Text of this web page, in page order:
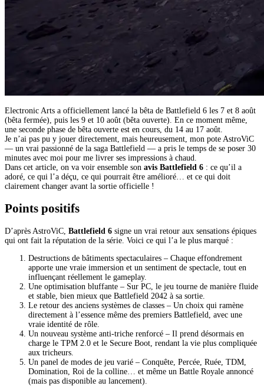
Electronic Arts a officiellement lancé la bêta de Battlefield 6 les 7 et 8 août
(bêta fermée), puis les 9 et 10 août (bêta ouverte). En ce moment même,
une seconde phase de bêta ouverte est en cours, du 14 au 17 août.
Je n’ai pas pu y jouer directement, mais heureusement, mon pote AstroViC
— un vrai passionné de la saga Battlefield — a pris le temps de se poser 30
minutes avec moi pour me livrer ses impressions à chaud.
Dans cet article, on va voir ensemble son avis Battlefield 6 : ce qu’il a
adoré, ce qui l’a déçu, ce qui pourrait être amélioré… et ce qui doit
clairement changer avant la sortie officielle !
Points positifs
D’après AstroViC, Battlefield 6 signe un vrai retour aux sensations épiques
qui ont fait la réputation de la série. Voici ce qui l’a le plus marqué :
Destructions de bâtiments spectaculaires – Chaque effondrement
apporte une vraie immersion et un sentiment de spectacle, tout en
influençant réellement le gameplay.
Une optimisation bluffante – Sur PC, le jeu tourne de manière fluide
et stable, bien mieux que Battlefield 2042 à sa sortie.
Le retour des anciens systèmes de classes – Un choix qui ramène
directement à l’essence même des premiers Battlefield, avec une
vraie identité de rôle.
Un nouveau système anti-triche renforcé – Il prend désormais en
charge le TPM 2.0 et le Secure Boot, rendant la vie plus compliquée
aux tricheurs.
Un panel de modes de jeu varié – Conquête, Percée, Ruée, TDM,
Domination, Roi de la colline… et même un Battle Royale annoncé
(mais pas disponible au lancement).